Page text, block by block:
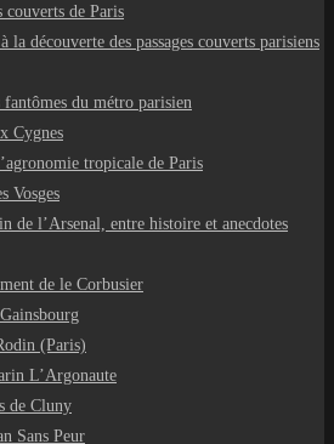
couverts de Paris
la découverte des passages couverts parisiens
fantômes du métro parisien
Cygnes
tropicale de Paris
Vosges
de l’Arsenal, entre histoire et anecdotes
de le Corbusier
(Paris)
L’Argonaute
de Cluny
Sans Peur